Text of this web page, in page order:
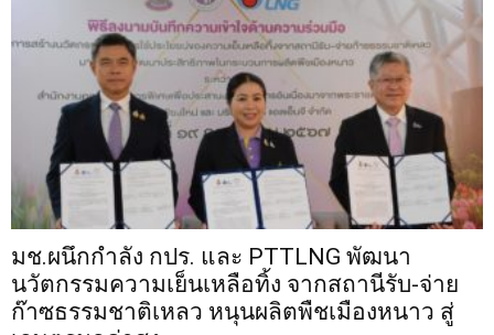
มช.ผนึกกำลัง กปร. และ PTTLNG พัฒนา
นวัตกรรมความเย็นเหลือทิ้ง จากสถานีรับ-จ่าย
ก๊าซธรรมชาติเหลว หนุนผลิตพืชเมืองหนาว สู่